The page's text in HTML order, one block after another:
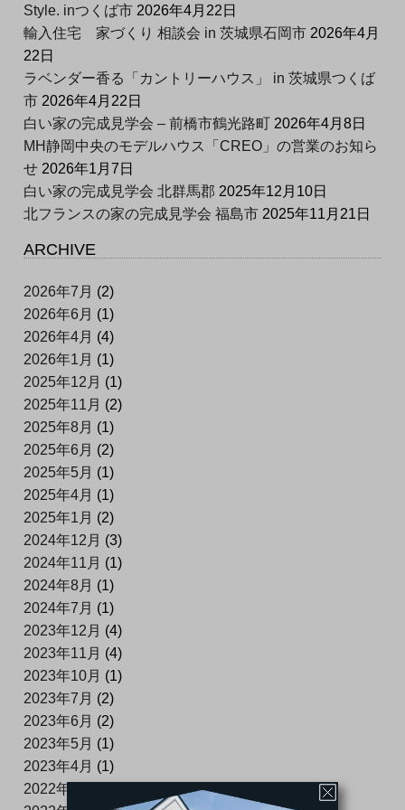
Style. inつくば市 2026年4月22日
輸入住宅 家づくり 相談会 in 茨城県石岡市 2026年4月
22日
ラベンダー香る「カントリーハウス」 in 茨城県つくば
市 2026年4月22日
白い家の完成見学会 – 前橋市鶴光路町 2026年4月8日
MH静岡中央のモデルハウス「CREO」の営業のお知ら
せ 2026年1月7日
白い家の完成見学会 北群馬郡 2025年12月10日
北フランスの家の完成見学会 福島市 2025年11月21日
ARCHIVE
2026年7月 (2)
2026年6月 (1)
2026年4月 (4)
2026年1月 (1)
2025年12月 (1)
2025年11月 (2)
2025年8月 (1)
2025年6月 (2)
2025年5月 (1)
2025年4月 (1)
2025年1月 (2)
2024年12月 (3)
2024年11月 (1)
2024年8月 (1)
2024年7月 (1)
2023年12月 (4)
2023年11月 (4)
2023年10月 (1)
2023年7月 (2)
2023年6月 (2)
2023年5月 (1)
2023年4月 (1)
2022年12月